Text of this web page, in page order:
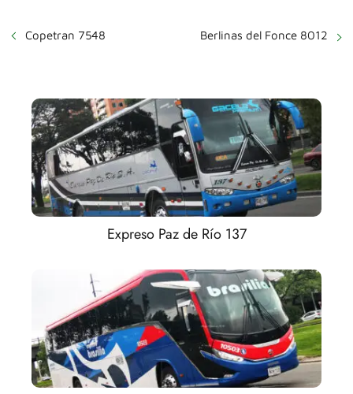
Copetran 7548 Berlinas del Fonce 8012
Expreso Paz de Río 137